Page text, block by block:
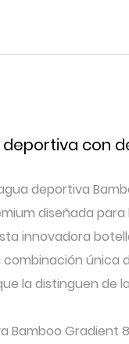
deportiva con
deportiva
diseñada
innovadora
única
la distinguen de
Bamboo